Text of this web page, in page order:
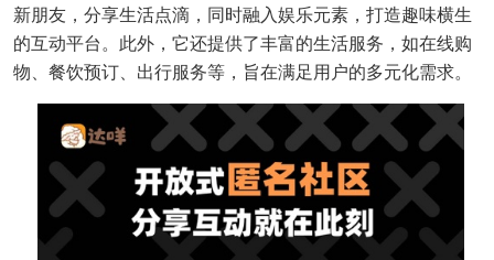
新朋友，分享生活点滴，同时融入娱乐元素，打造趣味横生
的互动平台。此外，它还提供了丰富的生活服务，如在线购
物、餐饮预订、出行服务等，旨在满足用户的多元化需求。